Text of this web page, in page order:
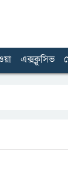
এক্সক্লুসিভ